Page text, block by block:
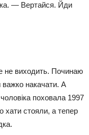
— Вертайся. Йди
не виходить. Починаю
важко накачати. А
поховала 1997
хати стояли, а тепер